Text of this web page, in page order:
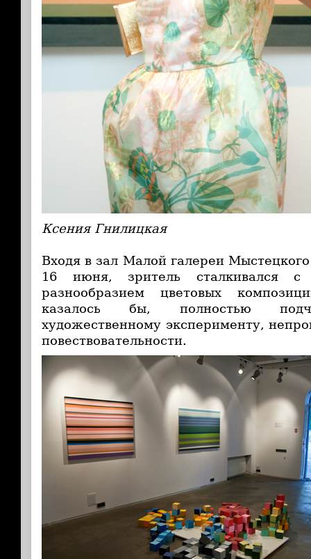
Ксения Гнилицкая
Входя в зал Малой галереи
16 июня, зритель сталкивался с
разнообразием цветовых
казалось бы, полностью
художественному эксперименту,
повествовательности.